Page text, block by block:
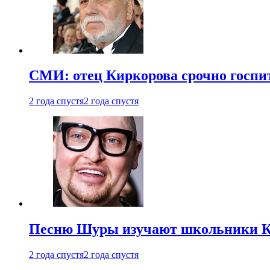
СМИ: отец Киркорова срочно
2 года спустя2 года спустя
Песню Шуры изучают школьники
2 года спустя2 года спустя